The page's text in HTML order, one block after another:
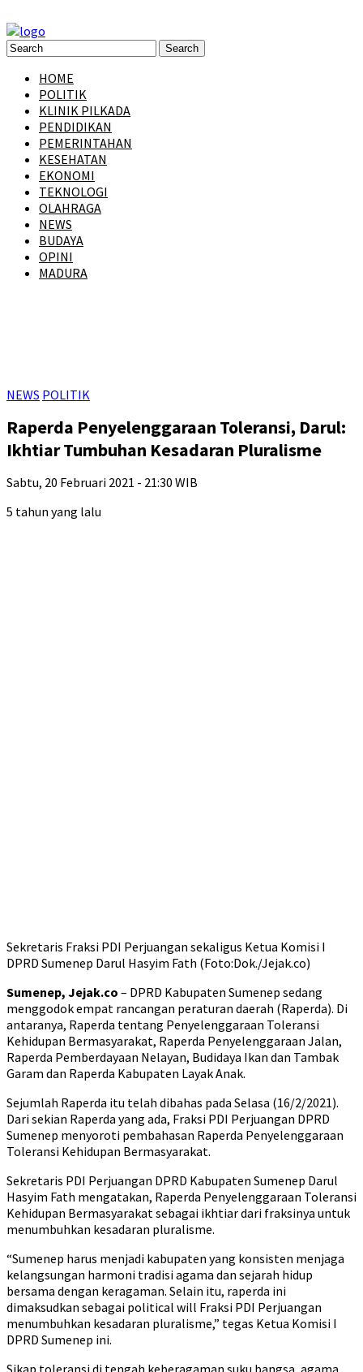
HOME
POLITIK
KLINIK PILKADA
PENDIDIKAN
PEMERINTAHAN
KESEHATAN
EKONOMI
TEKNOLOGI
OLAHRAGA
NEWS
BUDAYA
OPINI
MADURA
NEWS POLITIK
Raperda Penyelenggaraan Toleransi, Darul:
Ikhtiar Tumbuhan Kesadaran Pluralisme
Sabtu, 20 Februari 2021 - 21:30 WIB
5 tahun yang lalu
Sekretaris Fraksi PDI Perjuangan sekaligus Ketua Komisi I
DPRD Sumenep Darul Hasyim Fath (Foto:Dok./Jejak.co)
Sumenep, Jejak.co – DPRD Kabupaten Sumenep sedang
menggodok empat rancangan peraturan daerah (Raperda). Di
antaranya, Raperda tentang Penyelenggaraan Toleransi
Kehidupan Bermasyarakat, Raperda Penyelenggaraan Jalan,
Raperda Pemberdayaan Nelayan, Budidaya Ikan dan Tambak
Garam dan Raperda Kabupaten Layak Anak.
Sejumlah Raperda itu telah dibahas pada Selasa (16/2/2021).
Dari sekian Raperda yang ada, Fraksi PDI Perjuangan DPRD
Sumenep menyoroti pembahasan Raperda Penyelenggaraan
Toleransi Kehidupan Bermasyarakat.
Sekretaris PDI Perjuangan DPRD Kabupaten Sumenep Darul
Hasyim Fath mengatakan, Raperda Penyelenggaraan Toleransi
Kehidupan Bermasyarakat sebagai ikhtiar dari fraksinya untuk
menumbuhkan kesadaran pluralisme.
“Sumenep harus menjadi kabupaten yang konsisten menjaga
kelangsungan harmoni tradisi agama dan sejarah hidup
bersama dengan keragaman. Selain itu, raperda ini
dimaksudkan sebagai political will Fraksi PDI Perjuangan
menumbuhkan kesadaran pluralisme,” tegas Ketua Komisi I
DPRD Sumenep ini.
Sikap toleransi di tengah keberagaman suku bangsa, agama